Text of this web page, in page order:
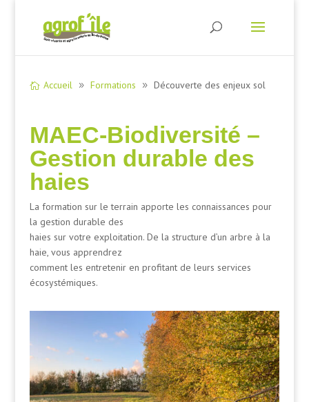
Accueil Formations Découverte des enjeux sol
MAEC-Biodiversité –
Gestion durable des
haies
La formation sur le terrain apporte les connaissances pour
la gestion durable des
haies sur votre exploitation. De la structure d’un arbre à la
haie, vous apprendrez
comment les entretenir en profitant de leurs services
écosystémiques.